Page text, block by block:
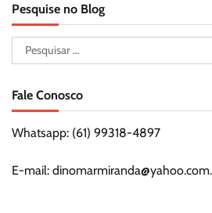
Pesquise no Blog
Pesquisar
por:
Fale Conosco
Whatsapp: (61) 99318-4897
E-mail: